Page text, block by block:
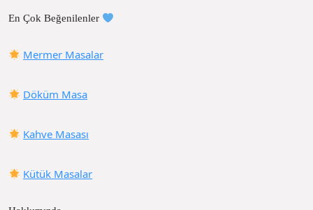
En Çok Beğenilenler
Mermer Masalar
Döküm Masa
Kahve Masası
Kütük Masalar